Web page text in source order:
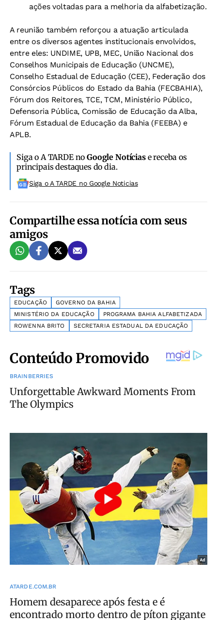
ações voltadas para a melhoria da alfabetização.
A reunião também reforçou a atuação articulada
entre os diversos agentes institucionais envolvidos,
entre eles: UNDIME, UPB, MEC, União Nacional dos
Conselhos Municipais de Educação (UNCME),
Conselho Estadual de Educação (CEE), Federação dos
Consórcios Públicos do Estado da Bahia (FECBAHIA),
Fórum dos Reitores, TCE, TCM, Ministério Público,
Defensoria Pública, Comissão de Educação da Alba,
Fórum Estadual de Educação da Bahia (FEEBA) e
APLB.
Siga o A TARDE noGoogle Notíciase receba os
principais destaques do dia.
Siga o A TARDE no Google Noticias
Compartilhe essa notícia com seus
amigos
Tags
EDUCAÇÃO
GOVERNO DA BAHIA
MINISTÉRIO DA EDUCAÇÃO
PROGRAMA BAHIA ALFABETIZADA
ROWENNA BRITO
SECRETARIA ESTADUAL DA EDUCAÇÃO